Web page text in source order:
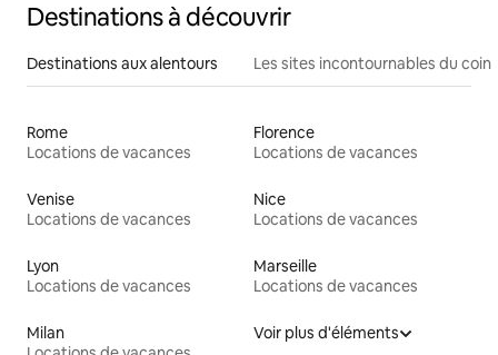
Destinations à découvrir
Destinations aux alentours Les sites incontournables du coin
Rome
Locations de vacances
Florence
Locations de vacances
Venise
Locations de vacances
Nice
Locations de vacances
Lyon
Locations de vacances
Marseille
Locations de vacances
Milan
Voir plus d'éléments